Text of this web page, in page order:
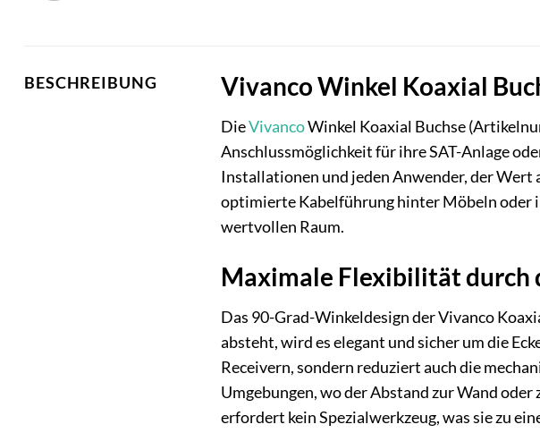
BESCHREIBUNG Vivanco Winkel Koaxial
DieVivancoWinkel Koaxial Buchse
Anschlussmöglichkeit für ihre SAT-Anlage
Installationen und jeden Anwender, der
optimierte Kabelführung hinter Möbeln oder
wertvollen Raum.
Maximale Flexibilität durch
Das 90-Grad-Winkeldesign der Vivanco
absteht, wird es elegant und sicher um die
Receivern, sondern reduziert auch die
Umgebungen, wo der Abstand zur Wand
erfordert kein Spezialwerkzeug, was sie zu